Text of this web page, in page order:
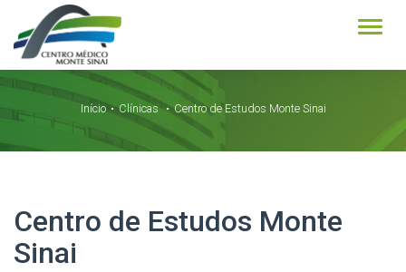
Início Clínicas Centro de Estudos Monte Sinai
Centro de Estudos Monte
Sinai